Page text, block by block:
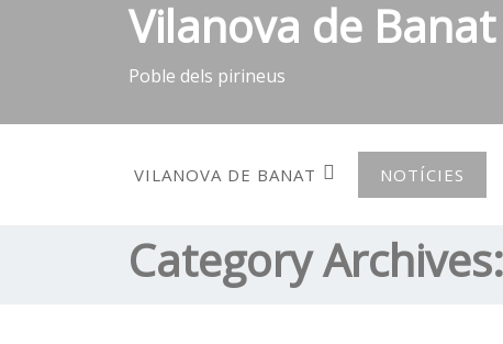
Vilanova de Banat
Poble dels pirineus
VILANOVA DE BANAT NOTÍCIES
Category Archives: